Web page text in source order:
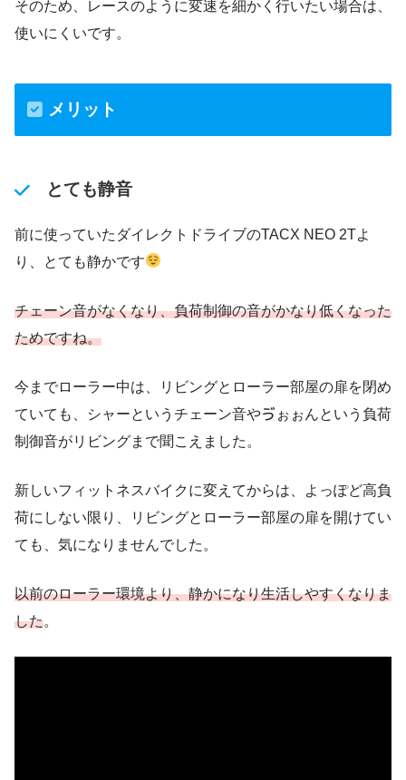
そのため、レースのように変速を細かく行いたい場合は、
使いにくいです。
メリット
とても静音
前に使っていたダイレクトドライブのTACX NEO 2Tよ
り、とても静かです
チェーン音がなくなり、負荷制御の音がかなり低くなった
ためですね。
今までローラー中は、リビングとローラー部屋の扉を閉め
ていても、シャーというチェーン音やゔぉぉんという負荷
制御音がリビングまで聞こえました。
新しいフィットネスバイクに変えてからは、よっぽど高負
荷にしない限り、リビングとローラー部屋の扉を開けてい
ても、気になりませんでした。
以前のローラー環境より、静かになり生活しやすくなりま
した。